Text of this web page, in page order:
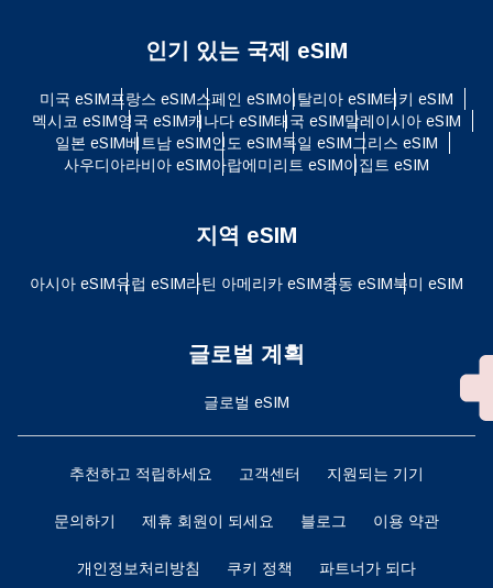
인기 있는 국제 eSIM
미국 eSIM프랑스 eSIM스페인 eSIM이탈리아 eSIM터키 eSIM
멕시코 eSIM영국 eSIM캐나다 eSIM태국 eSIM말레이시아 eSIM
일본 eSIM베트남 eSIM인도 eSIM독일 eSIM그리스 eSIM
사우디아라비아 eSIM아랍에미리트 eSIM이집트 eSIM
지역 eSIM
아시아 eSIM유럽 ​​eSIM라틴 아메리카 eSIM중동 eSIM북미 eSIM
글로벌 계획
글로벌 eSIM
추천하고 적립하세요 고객센터 지원되는 기기
문의하기 제휴 회원이 되세요 블로그 이용 약관
개인정보처리방침 쿠키 정책 파트너가 되다